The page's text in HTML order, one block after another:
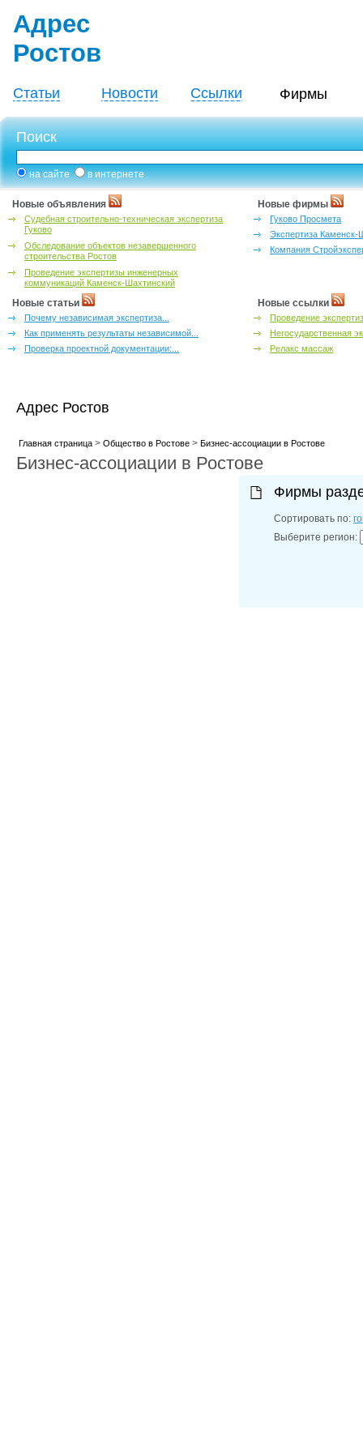
Адрес
Ростов
Статьи Новости Ссылки Фирмы
Поиск
на сайте в интернете
Новые объявления
Судебная строительно-техническая экспертиза
Гуково
Обследование объектов незавершенного
строительства Ростов
Проведение экспертизы инженерных
коммуникаций Каменск-Шахтинский
Новые фирмы
Гуково Просмета
Экспертиза Каменск-
Компания
Новые статьи
Почему независимая экспертиза...
Как применять результаты независимой...
Проверка проектной документации:...
Новые ссылки
Проведение
Негосударственная
Релакс массаж
Адрес Ростов
Главная страница> Общество в Ростове> Бизнес-ассоциации в Ростове
Бизнес-ассоциации в Ростове
Фирмы
Сортировать по:
Выберите регион: